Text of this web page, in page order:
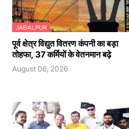
JABALPUR
पूर्व क्षेत्र विद्युत वितरण कंपनी का बड़ा
तोहफा, 37 कर्मियों के वेतनमान बढ़े
August 06, 2026